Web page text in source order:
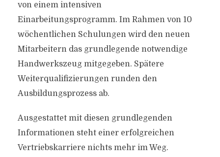
von einem intensiven
Einarbeitungsprogramm. Im Rahmen von 10
wöchentlichen Schulungen wird den neuen
Mitarbeitern das grundlegende notwendige
Handwerkszeug mitgegeben. Spätere
Weiterqualifizierungen runden den
Ausbildungsprozess ab.
Ausgestattet mit diesen grundlegenden
Informationen steht einer erfolgreichen
Vertriebskarriere nichts mehr im Weg.